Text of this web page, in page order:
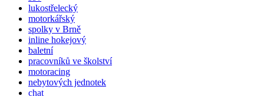
lukostřelecký
motorkářský
spolky v Brně
inline hokejový
baletní
pracovníků ve školství
motoracing
nebytových jednotek
chat